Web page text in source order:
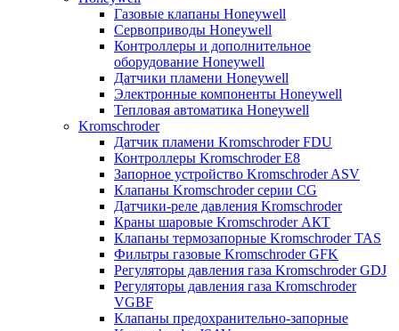
Газовые клапаны Honeywell
Сервоприводы Honeywell
Контроллеры и дополнительное
оборудование Honeywell
Датчики пламени Honeywell
Электронные компоненты Honeywell
Тепловая автоматика Honeywell
Kromschroder
Датчик пламени Kromschroder FDU
Контроллеры Kromschroder E8
Запорное устройство Kromschroder ASV
Клапаны Kromschroder серии CG
Датчики-реле давления Kromschroder
Краны шаровые Kromschroder АКТ
Клапаны термозапорные Kromschroder TAS
Фильтры газовые Kromschroder GFK
Регуляторы давления газа Kromschroder GDJ
Регуляторы давления газа Kromschroder
VGBF
Клапаны предохранительно-запорные